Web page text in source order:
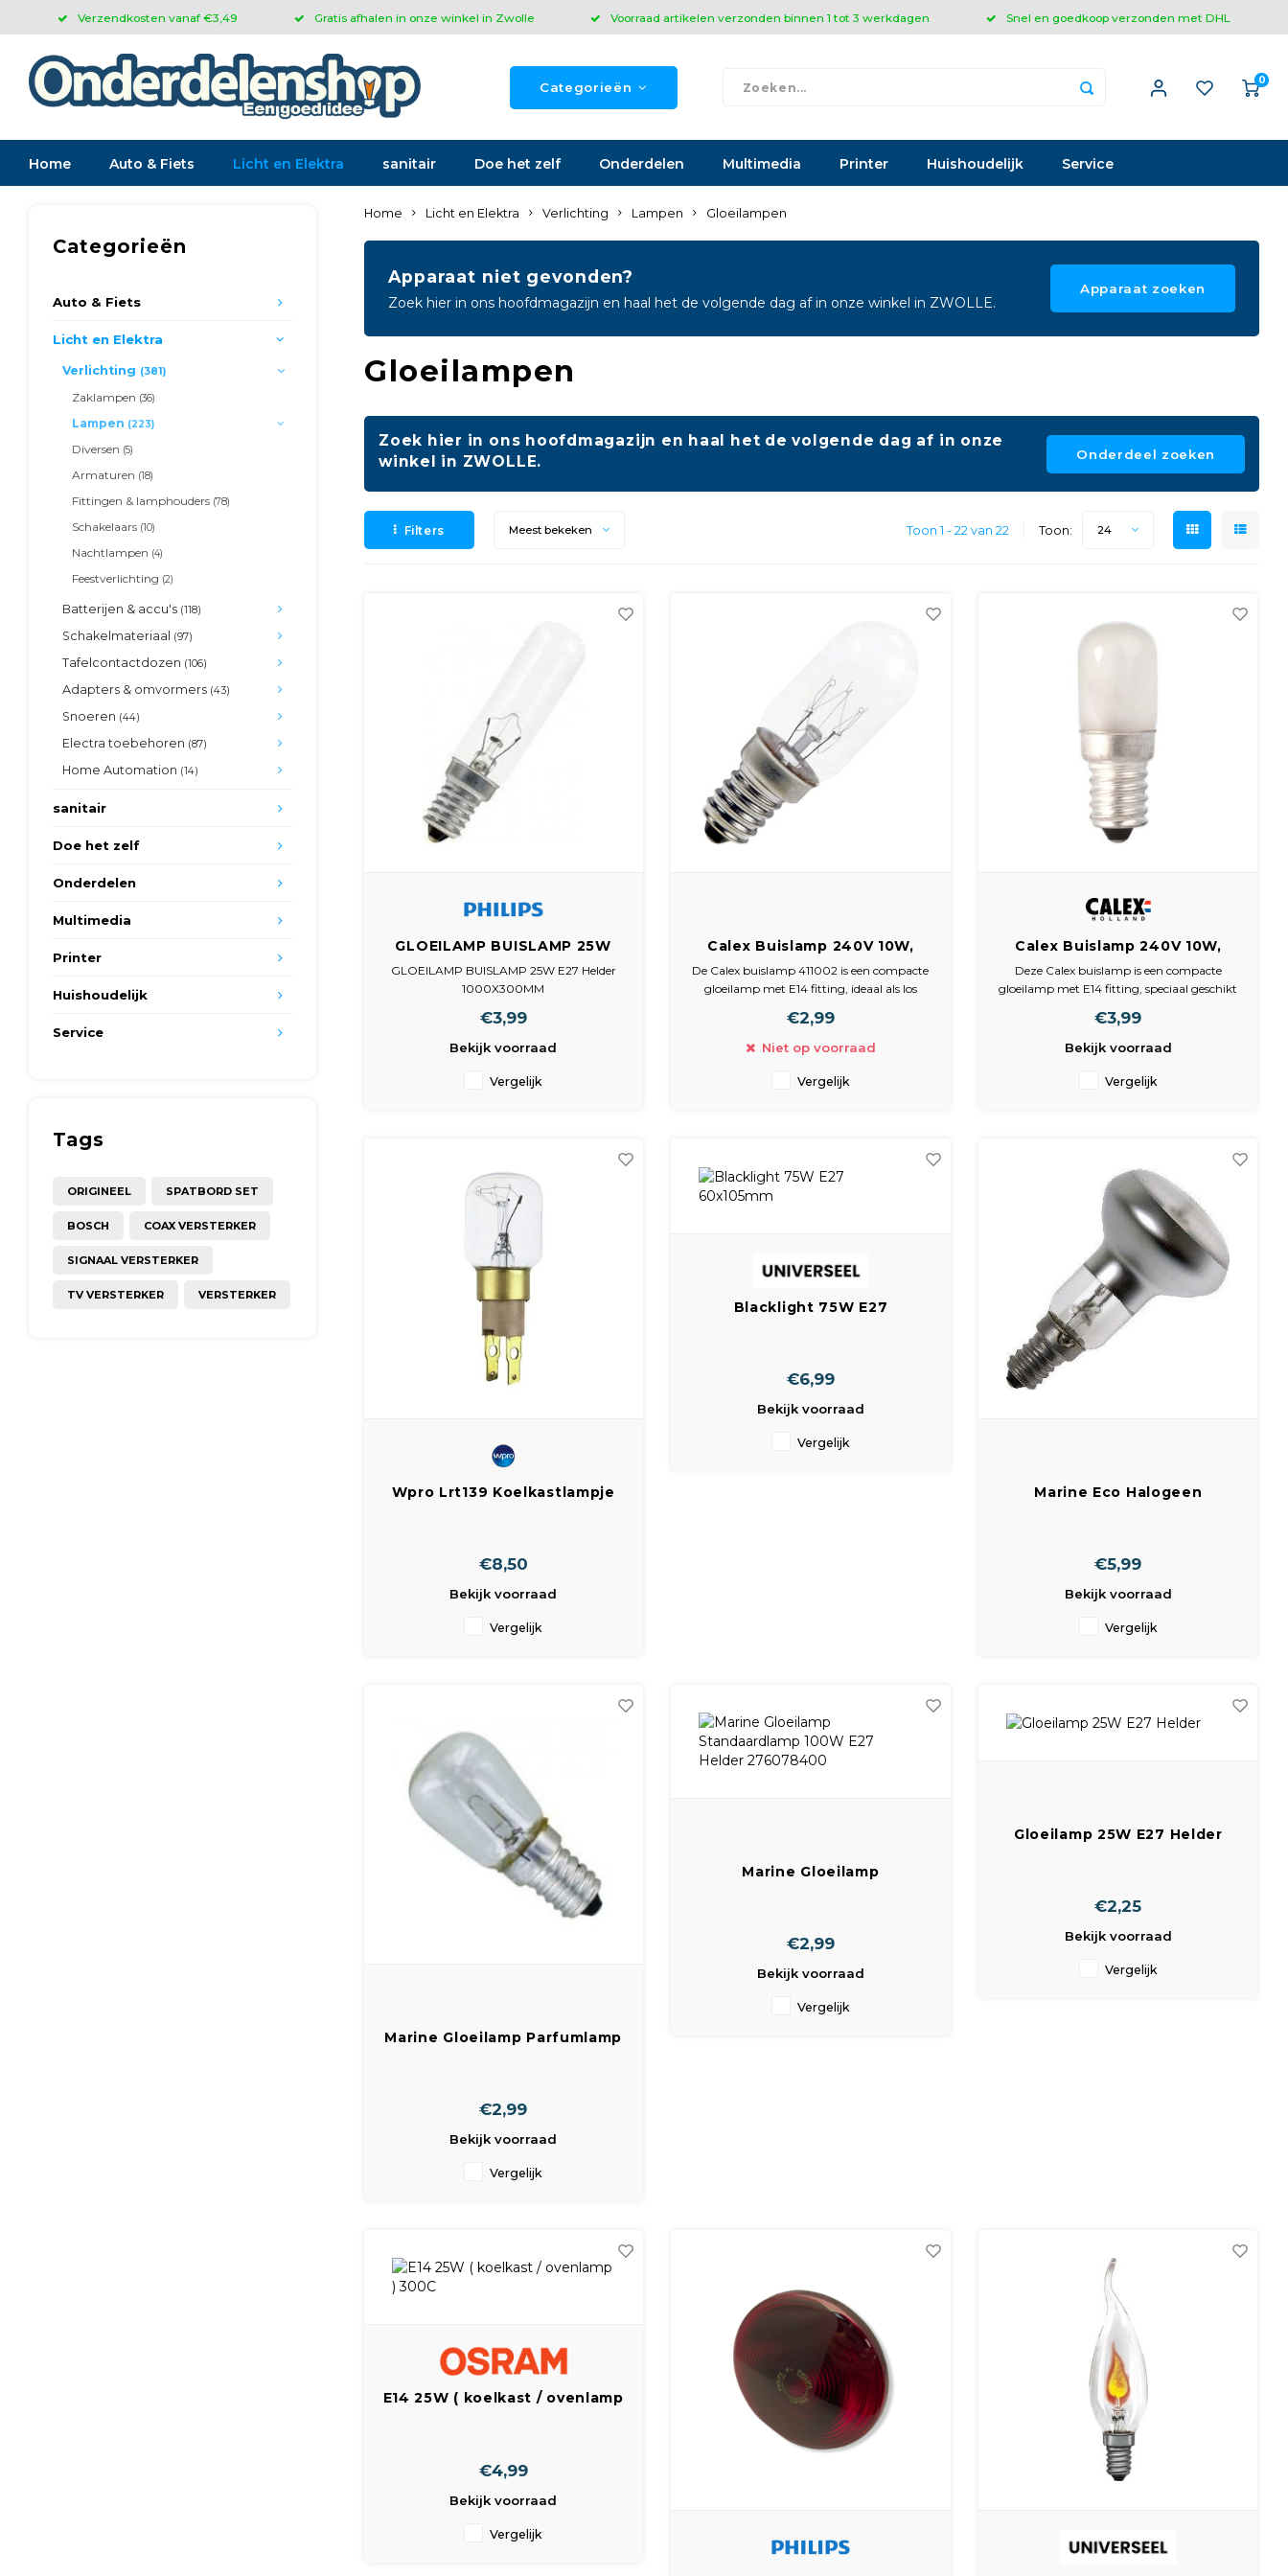
Verzendkosten vanaf €3,49 Gratis afhalen in onze winkel in Zwolle Voorraad artikelen verzonden binnen 1 tot 3 werkdagen Snel en goedkoop verzonden met DHL
Categorieën 0
Home Auto & Fiets Licht en Elektra sanitair Doe het zelf Onderdelen Multimedia Printer Huishoudelijk Service
Categorieën
Auto & Fiets
Licht en Elektra
Verlichting (381)
Zaklampen (36)
Lampen (223)
Diversen (5)
Armaturen (18)
Fittingen & lamphouders (78)
Schakelaars (10)
Nachtlampen (4)
Feestverlichting (2)
Batterijen & accu's (118)
Schakelmateriaal (97)
Tafelcontactdozen (106)
Adapters & omvormers (43)
Snoeren (44)
Electra toebehoren (87)
Home Automation (14)
sanitair
Doe het zelf
Onderdelen
Multimedia
Printer
Huishoudelijk
Service
Tags
ORIGINEEL SPATBORD SET
BOSCH COAX VERSTERKER
SIGNAAL VERSTERKER
TV VERSTERKER VERSTERKER
Home Licht en Elektra Verlichting Lampen Gloeilampen
Apparaat niet gevonden?
Zoek hier in ons hoofdmagazijn en haal het de volgende dag af in onze winkel in ZWOLLE.
Apparaat zoeken
Gloeilampen
Zoek hier in ons hoofdmagazijn en haal het de volgende dag af in onze
winkel in ZWOLLE.
Onderdeel zoeken
Filters Meest bekeken Toon 1 - 22 van 22 Toon: 24
GLOEILAMP BUISLAMP 25W
E27 Helder 1000X300MM
GLOEILAMP BUISLAMP 25W E27 Helder
1000X300MM
€3,99
Bekijk voorraad
Vergelijk
Calex Buislamp 240V 10W,
E14, Helder, 45lm, 2700K,
18x52mm, 411002
De Calex buislamp 411002 is een compacte
gloeilamp met E14 fitting, ideaal als los
Met een vermogen van 10 watt en een
lichtopbrengst van 45 lumen geeft deze
zorgt voor een ru
€2,99
Niet op voorraad
Vergelijk
Calex Buislamp 240V 10W,
E14, Mat, 45 Lumen, 2700K,
18x52mm, Dimbaar, 410998
Deze Calex buislamp is een compacte
gloeilamp met E14 fitting, speciaal geschikt
nodig is met een warme lichtkleur. Door
het vermogen van 10 watt wordt de lamp
gebruik
€3,99
Bekijk voorraad
Vergelijk
Wpro Lrt139 Koelkastlampje
€8,50
Bekijk voorraad
Vergelijk
Blacklight 75W E27
€6,99
Bekijk voorraad
Vergelijk
Marine Eco Halogeen
€5,99
Bekijk voorraad
Vergelijk
Marine Gloeilamp Parfumlamp
€2,99
Bekijk voorraad
Vergelijk
Marine Gloeilamp
€2,99
Bekijk voorraad
Vergelijk
Gloeilamp 25W E27 Helder
€2,25
Bekijk voorraad
Vergelijk
E14 25W ( koelkast / ovenlamp
€4,99
Bekijk voorraad
Vergelijk